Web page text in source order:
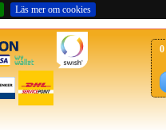
Läs mer om cookies
0